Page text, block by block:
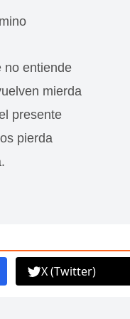
no entiende
mierda
presente
pierda
X (Twitter)